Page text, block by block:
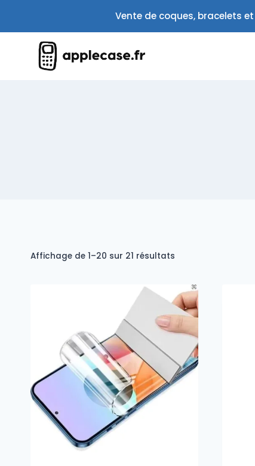
contenu
Vente de coques, bracelets
Affichage de 1–20 sur 21 résultats
plus
récent
au
ancien